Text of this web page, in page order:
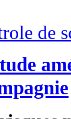
de